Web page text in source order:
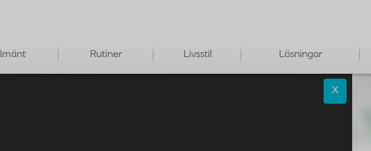
Rutiner Livsstil Lösningar
X